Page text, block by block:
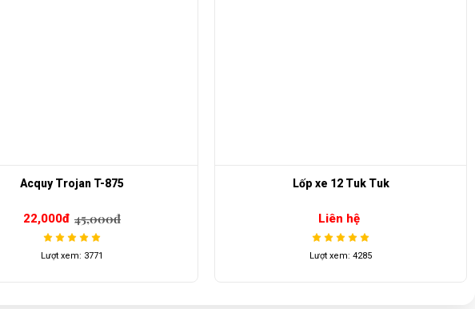
Lốp xe 12 Tuk Tuk
Liên hệ
Lượt xem: 4285
Lốp xe điện 205x50-10
Liên hệ
Lượt xem: 4276